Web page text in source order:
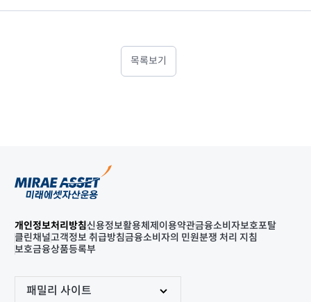
목록보기
개인정보처리방침신용정보활용체제 이용약관금융소비자보호포탈
클린채널고객정보 취급방침금융소비자의 민원분쟁 처리 지침
보호금융상품등록부
패밀리 사이트